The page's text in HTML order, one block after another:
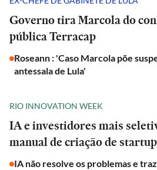
Governo tira Marcola do
pública Terracap
Roseann : 'Caso Marcola põe
antessala de Lula'
RIO INNOVATION WEEK
IA e investidores mais
manual de criação de
IA não resolve os problemas e